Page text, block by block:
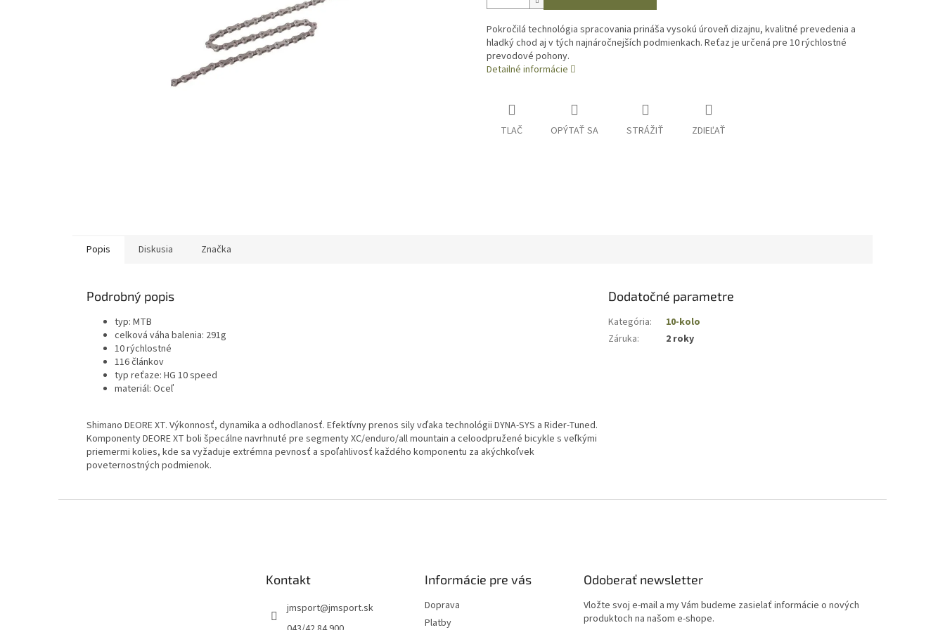
Pokročilá technológia spracovania prináša vysokú úroveň dizajnu, kvalitné prevedenia a
hladký chod aj v tých najnáročnejších podmienkach. Reťaz je určená pre 10 rýchlostné
prevodové pohony.
Detailné informácie
TLAČ OPÝTAŤ SA STRÁŽIŤ ZDIEĽAŤ
Popis Diskusia Značka
Podrobný popis
typ: MTB
celková váha balenia: 291g
10 rýchlostné
116 článkov
typ reťaze: HG 10 speed
materiál: Oceľ
Shimano DEORE XT. Výkonnosť, dynamika a odhodlanosť. Efektívny prenos sily vďaka technológii DYNA-SYS a Rider-Tuned.
Komponenty DEORE XT boli špecálne navrhnuté pre segmenty XC/enduro/all mountain a celoodpružené bicykle s veľkými
priemermi kolies, kde sa vyžaduje extrémna pevnosť a spoľahlivosť každého komponentu za akýchkoľvek
poveternostných podmienok.
Dodatočné parametre
Kategória:
10-kolo
Záruka: 2 roky
Kontakt
jmsport@jmsport.sk
Informácie pre vás
Doprava
Platby
Odoberať newsletter
Vložte svoj e-mail a my Vám budeme zasielať informácie o nových
produktoch na našom e-shope.